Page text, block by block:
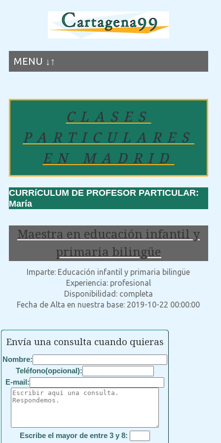
MENU ↓↑
CLASES
PARTICULARES
EN MADRID
CURRíCULUM DE PROFESOR PARTICULAR:
María
Maestra en educación infantil y
primaria bilingüe
Imparte: Educación infantil y primaria bilingüe
Experiencia: profesional
Disponibilidad: completa
Fecha de Alta en nuestra base: 2019-10-22 00:00:00
Envía una consulta cuando quieras
Nombre:
Teléfono(opcional):
E-mail:
Escribe el mayor de entre 3 y 8: